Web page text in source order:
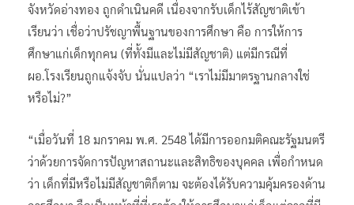
จังหวัดอ่างทอง ถูกดำเนินคดี เนื่องจากรับเด็กไร้สัญชาติเข้า
เรียนว่า เชื่อว่าปรัชญาพื้นฐานของการศึกษา คือ การให้การ
ศึกษาแก่เด็กทุกคน (ที่ทั้งมีและไม่มีสัญชาติ) แต่มีกรณีที่
ผอ.โรงเรียนถูกแจ้งจับ นั่นแปลว่า “เราไม่มีมาตรฐานกลางใช่
หรือไม่?”
“เมื่อวันที่ 18 มกราคม พ.ศ. 2548 ได้มีการออกมติคณะรัฐมนตรี
ว่าด้วยการจัดการปัญหาสถานะและสิทธิของบุคคล เพื่อกำหนด
ว่า เด็กที่มีหรือไม่มีสัญชาติก็ตาม จะต้องได้รับความคุ้มครองด้าน